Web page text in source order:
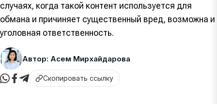
случаях, когда такой контент используется для
обмана и причиняет существенный вред, возможна и
уголовная ответственность.
Автор: Асем Мирхайдарова
Скопировать ссылку